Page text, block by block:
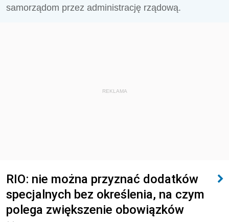
samorządom przez administrację rządową.
REKLAMA
RIO: nie można przyznać dodatków
specjalnych bez określenia, na czym
polega zwiększenie obowiązków